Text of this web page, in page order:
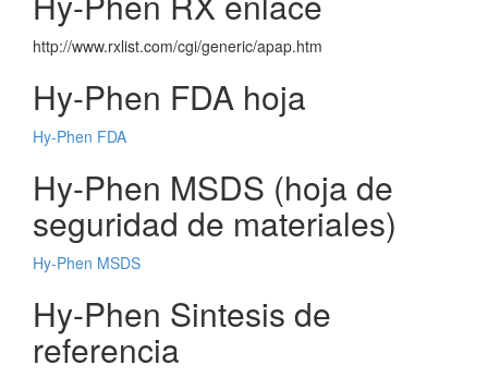
http://www.rxlist.com/cgi/generic/apap.htm
Hy-Phen FDA hoja
Hy-Phen FDA
Hy-Phen MSDS (hoja de
seguridad de materiales)
Hy-Phen MSDS
Hy-Phen Sintesis de
referencia